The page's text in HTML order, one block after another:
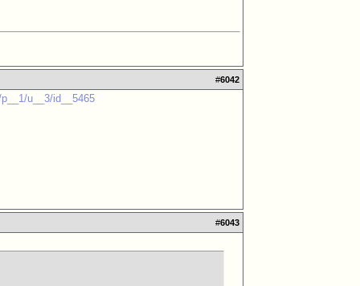
#6042
u__3/id__5465
#6043